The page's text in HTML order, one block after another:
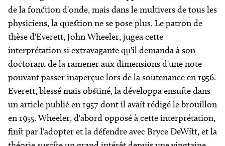
de la fonction d'onde, mais dans le multivers de tous les
physiciens, la question ne se pose plus. Le patron de
thèse d'Everett, John Wheeler, jugea cette
interprétation si extravagante qu'il demanda à son
doctorant de la ramener aux dimensions d'une note
pouvant passer inaperçue lors de la soutenance en 1956.
Everett, blessé mais obstiné, la développa ensuite dans
un article publié en 1957 dont il avait rédigé le brouillon
en 1955. Wheeler, d'abord opposé à cette interprétation,
finit par l'adopter et la défendre avec Bryce DeWitt, et la